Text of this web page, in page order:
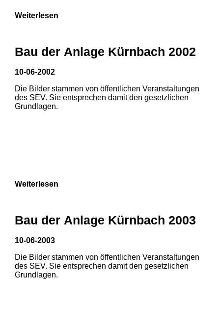
Weiterlesen
Bau der Anlage Kürnbach 2002
10-06-2002
Die Bilder stammen von öffentlichen Veranstaltungen
des SEV. Sie entsprechen damit den gesetzlichen
Grundlagen.
Weiterlesen
Bau der Anlage Kürnbach 2003
10-06-2003
Die Bilder stammen von öffentlichen Veranstaltungen
des SEV. Sie entsprechen damit den gesetzlichen
Grundlagen.